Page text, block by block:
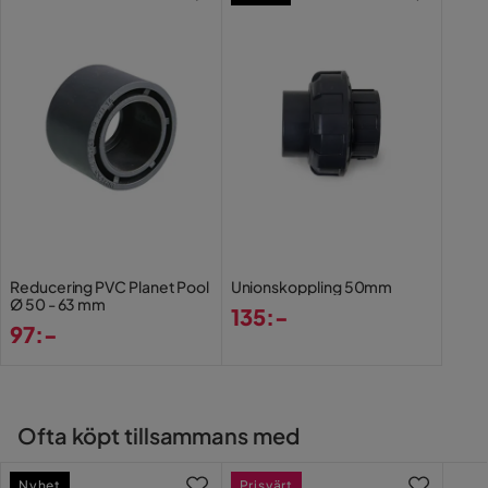
inbärning som du kan välja i kassan. Om inga tillvalstjänster
visas, kan vi tyvärr inte erbjuda dessa för ditt postnummer
och valda produkter.
Läs våraKöpvillkorför mer information.
Reducering PVC Planet Pool
Ø 50 - 63 mm
97:-
Unionskoppling 50mm
135:-
Ofta köpt tillsammans med